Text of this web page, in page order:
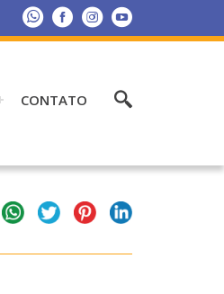
CONTATO